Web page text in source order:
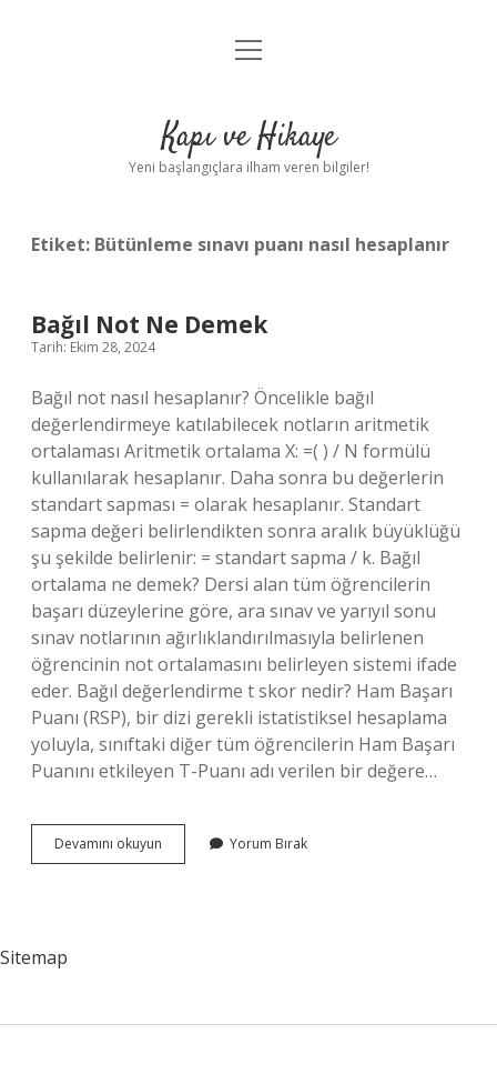
Anasayfa
Yasal Uyarı
menüyü
Kapı ve Hikaye
Yeni başlangıçlara ilham veren bilgiler!
Etiket: Bütünleme sınavı puanı nasıl hesaplanır
Bağıl Not Ne Demek
Tarih: Ekim 28, 2024
Bağıl not nasıl hesaplanır? Öncelikle bağıl
değerlendirmeye katılabilecek notların aritmetik
ortalaması Aritmetik ortalama X: =( ) / N formülü
kullanılarak hesaplanır. Daha sonra bu değerlerin
standart sapması = olarak hesaplanır. Standart
sapma değeri belirlendikten sonra aralık büyüklüğü
şu şekilde belirlenir: = standart sapma / k. Bağıl
ortalama ne demek? Dersi alan tüm öğrencilerin
başarı düzeylerine göre, ara sınav ve yarıyıl sonu
sınav notlarının ağırlıklandırılmasıyla belirlenen
öğrencinin not ortalamasını belirleyen sistemi ifade
eder. Bağıl değerlendirme t skor nedir? Ham Başarı
Puanı (RSP), bir dizi gerekli istatistiksel hesaplama
yoluyla, sınıftaki diğer tüm öğrencilerin Ham Başarı
Puanını etkileyen T-Puanı adı verilen bir değere…
Devamını okuyun
Not
Yorum Bırak
Sitemap